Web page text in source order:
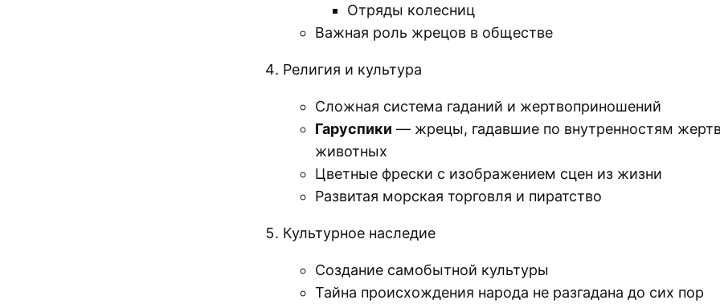
Отряды колесниц
Важная роль жрецов в обществе
Религия и культура
Сложная система гаданий и жертвоприношений
Гаруспики — жрецы, гадавшие по внутренностям
животных
Цветные фрески с изображением сцен из жизни
Развитая морская торговля и пиратство
Культурное наследие
Создание самобытной культуры
Тайна происхождения народа не разгадана до сих пор